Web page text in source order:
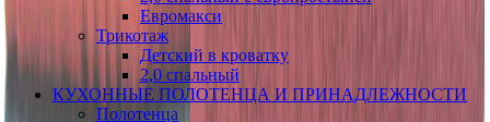
Евромакси
Трикотаж
Детский в кроватку
2,0 спальный
КУХОННЫЕ ПОЛОТЕНЦА И ПРИНАДЛЕЖНОСТИ
Полотенца